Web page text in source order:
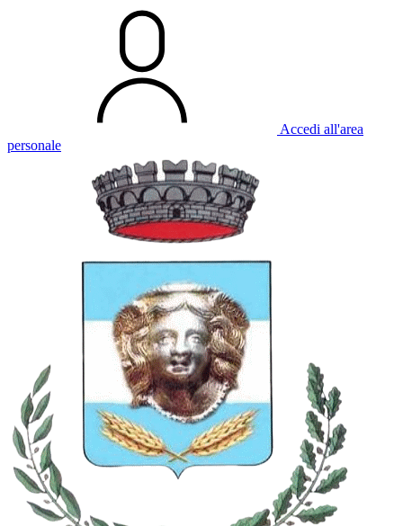
Accedi all'area
personale